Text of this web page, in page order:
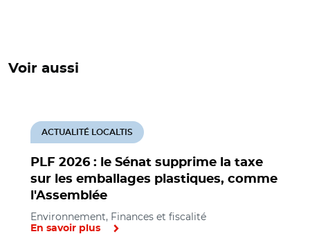
Voir aussi
PLF 2026 : le Sénat supprime la taxe
sur les emballages plastiques, comme
l'Assemblée
ACTUALITÉ LOCALTIS
Environnement, Finances et fiscalité
En savoir plus